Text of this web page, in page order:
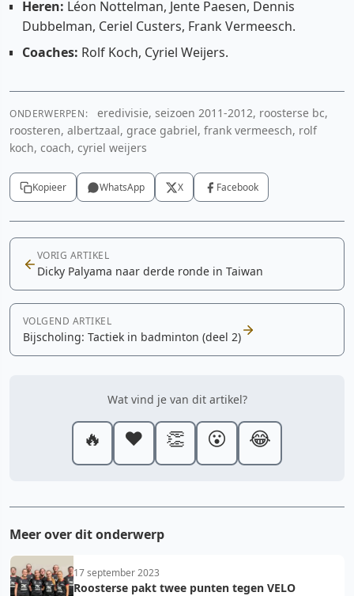
Heren: Léon Nottelman, Jente Paesen, Dennis
Dubbelman, Ceriel Custers, Frank Vermeesch.
Coaches: Rolf Koch, Cyriel Weijers.
ONDERWERPEN:
eredivisie, seizoen 2011-2012, roosterse bc,
roosteren, albertzaal, grace gabriel, frank vermeesch, rolf
koch, coach, cyriel weijers
Kopieer WhatsApp X Facebook
VORIG ARTIKEL
Dicky Palyama naar derde ronde in Taiwan
VOLGEND ARTIKEL
Bijscholing: Tactiek in badminton (deel 2)
Wat vind je van dit artikel?
🔥 ❤️ 👏 😮 😂
Meer over dit onderwerp
17 september 2023
Roosterse pakt twee punten tegen VELO